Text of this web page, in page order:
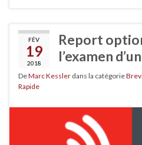
FÉV
19
2018
Report
l’examen
DeMarc Kessler dans la catégorie
Rapide